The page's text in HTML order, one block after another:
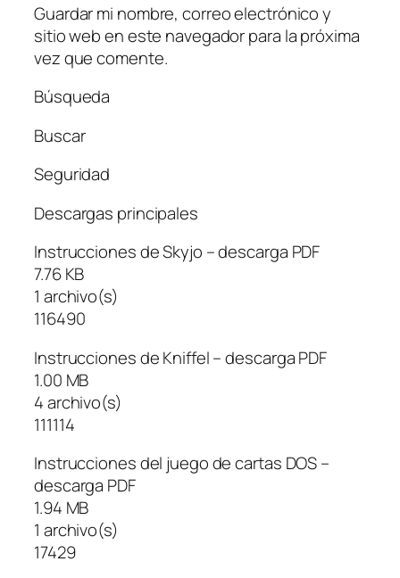
Guardar mi nombre, correo electrónico y
sitio web en este navegador para la próxima
vez que comente.
Búsqueda
Buscar
Seguridad
Descargas principales
Instrucciones de Skyjo – descarga PDF
7.76 KB
1 archivo(s)
116490
Instrucciones de Kniffel – descarga PDF
1.00 MB
4 archivo(s)
111114
Instrucciones del juego de cartas DOS –
descarga PDF
1.94 MB
1 archivo(s)
17429